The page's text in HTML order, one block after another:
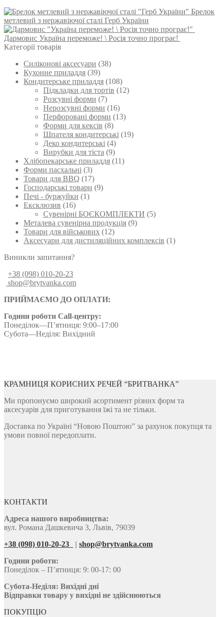
сторінці
125 ₴.100 ₴.
Брелок
метлевий з нержавіючої сталі Герб України
Дармовис Україна переможе! \ Росія точно програє!
Категорії товарів
Силіконові аксесуари (38)
Кухонне приладдя (39)
Кондитерське приладдя (108)
Підкладки для тортів (12)
Розсувні форми (7)
Нерозсувні форми (16)
Перфоровані форми (13)
Форми для кексів (8)
Шпателя кондитерські (19)
Деко кондитерські (4)
Вирубки для тіста (9)
Хлібопекарське приладдя (11)
Форми пасхальні (3)
Товари для BBQ (17)
Господарські товари (9)
Печі - буржуйки (1)
Ексклюзив (16)
Сувенірні БОЄКОМПЛЕКТИ (5)
Металева сувенірна продукція (9)
Товари для військових (12)
Аксесуари для дистиляційних комплексів (1)
Виникли запитання?
+38 (098) 010-20-23
shop@brytvanka.com
ПРИЙМАЄМО ДО ОПЛАТИ:
Години роботи Call-центру:
Понеділок—П’ятниця: 9:00–17:00
Субота—Неділя: Вихідний
КРАМНИЦЯ КОРИСНИХ РЕЧЕЙ “БРИТВАНКА”
Ми пропонуємо широкий асортимент різних форм та
аксесуарів для приготування їжі та не тільки.
Доставка по Україні “Новою Поштою” за рахунок покупця та
умови повної передоплати.
КОНТАКТИ
Адреса нашого виробництва:
вул. Романа Дашкевича 3, Львів, 79039
+38 (098) 010-20-23
| shop@brytvanka.com
Години роботи:
Понеділок – П’ятниця: 9: 00-17: 00
Субота-Неділя: Вихідні дні
Відправки товару у вихідні не здійснюються
ПОКУПЦЮ